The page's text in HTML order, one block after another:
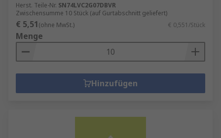
Herst. Teile-Nr. SN74LVC2G07DBVR
Zwischensumme 10 Stück (auf Gurtabschnitt geliefert)
€ 5,51(ohne MwSt.) € 0,551/Stück
Menge
Hinzufügen